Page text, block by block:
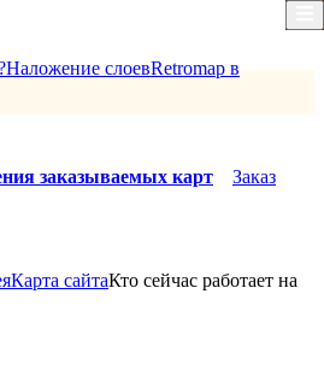
×
Наложение слоевRetromap в
заказываемых карт
Заказ
Карта сайтаКто сейчас работает на